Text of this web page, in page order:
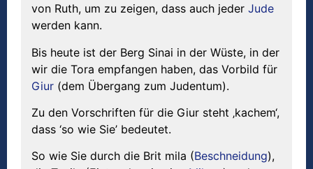
von Ruth, um zu zeigen, dass auch jeder Jude
werden kann.
Bis heute ist der Berg Sinai in der Wüste, in der
wir die Tora empfangen haben, das Vorbild für
Giur (dem Übergang zum Judentum).
Zu den Vorschriften für die Giur steht ‚kachem‘,
dass ‘so wie Sie’ bedeutet.
So wie Sie durch die Brit mila (Beschneidung),